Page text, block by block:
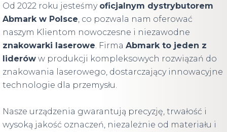
Od 2022 roku jesteśmy oficjalnym dystrybutorem
Abmark w Polsce, co pozwala nam oferować
naszym Klientom nowoczesne i niezawodne
znakowarki laserowe. Firma Abmark to jeden z
liderów w produkcji kompleksowych rozwiązań do
znakowania laserowego, dostarczający innowacyjne
technologie dla przemysłu.
Nasze urządzenia gwarantują precyzję, trwałość i
wysoką jakość oznaczeń, niezależnie od materiału i